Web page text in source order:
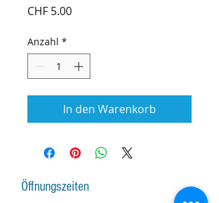
CHF 5.00Preis
Anzahl *
In den Warenkorb
Öffnungszeiten